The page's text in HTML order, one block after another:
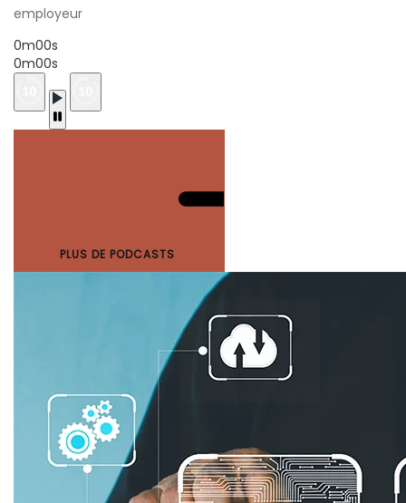
employeur
0m00s
0m00s
PLUS DE PODCASTS